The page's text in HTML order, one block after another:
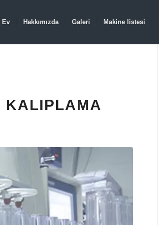
Ev Hakkımızda Galeri Makine listesi
KALIPLAMA